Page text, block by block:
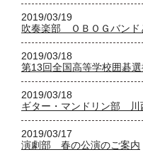
2019/03/19
吹奏楽部 ＯＢＯＧバンド
2019/03/18
第13回全国高等学校囲碁
2019/03/18
ギター・マンドリン部 川
2019/03/17
演劇部 春の公演のご案内